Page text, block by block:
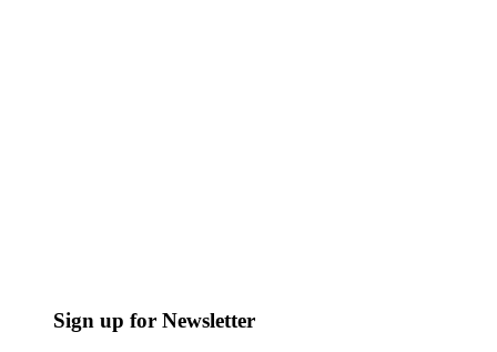
Sign up for Newsletter